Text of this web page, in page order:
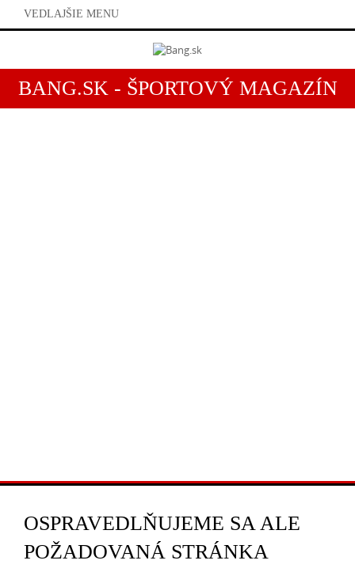
VEDLAJŠIE MENU
BANG.SK - ŠPORTOVÝ MAGAZÍN
OSPRAVEDLŇUJEME SA ALE
POŽADOVANÁ STRÁNKA